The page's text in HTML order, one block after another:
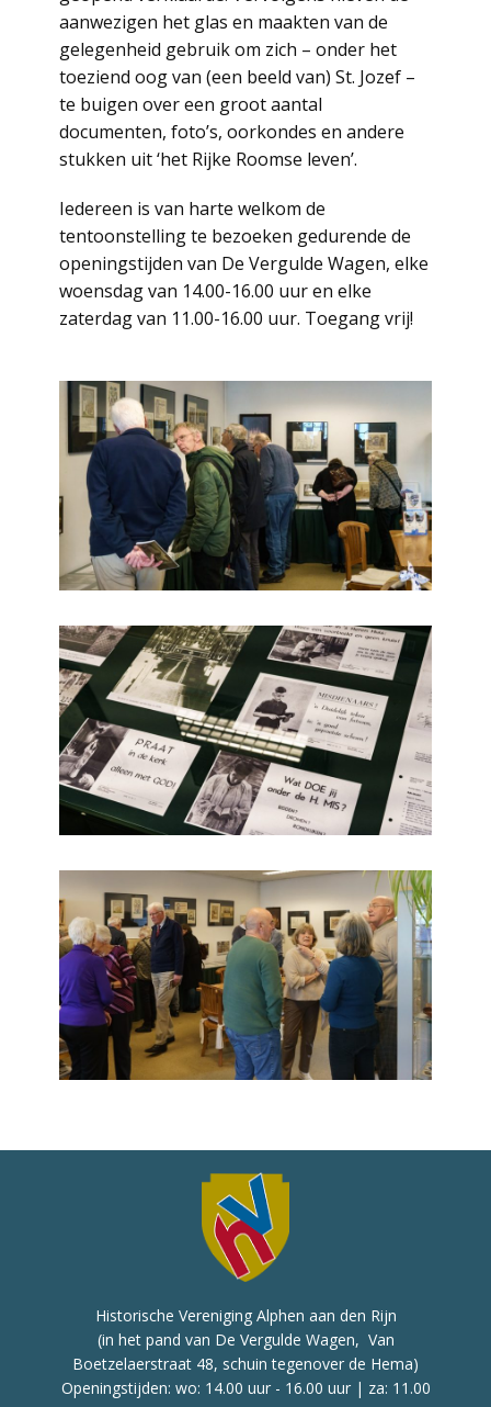
aanwezigen het glas en maakten van de
gelegenheid gebruik om zich – onder het
toeziend oog van (een beeld van) St. Jozef –
te buigen over een groot aantal
documenten, foto’s, oorkondes en andere
stukken uit ‘het Rijke Roomse leven’.
Iedereen is van harte welkom de
tentoonstelling te bezoeken gedurende de
openingstijden van De Vergulde Wagen, elke
woensdag van 14.00-16.00 uur en elke
zaterdag van 11.00-16.00 uur. Toegang vrij!
Historische Vereniging Alphen aan den Rijn
(in het pand van De Vergulde Wagen, Van
Boetzelaerstraat 48, schuin tegenover de Hema)
Openingstijden: wo: 14.00 uur - 16.00 uur | za: 11.00